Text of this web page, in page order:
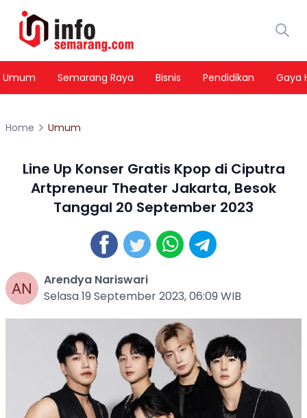
Umum Semarang Raya Bisnis Pendidikan Gaya
Home Umum
Line Up Konser Gratis Kpop di Ciputra
Artpreneur Theater Jakarta, Besok
Tanggal 20 September 2023
Arendya Nariswari
Selasa 19 September 2023, 06:09 WIB